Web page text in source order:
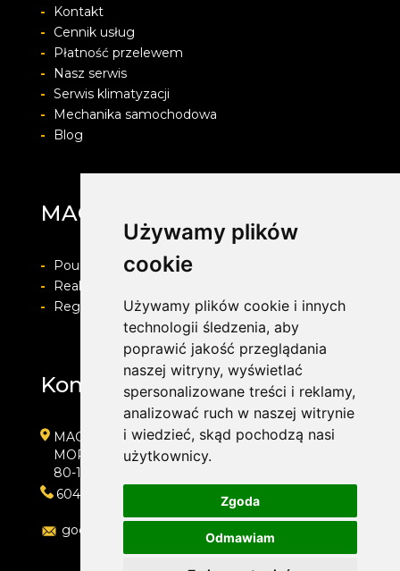
Używamy plików
cookie
Używamy plików cookie i innych
technologii śledzenia, aby
poprawić jakość przeglądania
naszej witryny, wyświetlać
spersonalizowane treści i reklamy,
analizować ruch w naszej witrynie
i wiedzieć, skąd pochodzą nasi
użytkownicy.
Zgoda
Odmawiam
-
Kontakt
-
Cennik usług
-
Płatność przelewem
-
Nasz serwis
- Serwis klimatyzacji
-
Mechanika samochodowa
-
Blog
MAG Opony
-
Pouczenie o prawie do odstapienia od umowy
-
Realizacja zamówienia i formy płatności
-
Regulamin i Polityka prywatności
Kontakt
MAG Opony
MORENOWA 6
80-172 GDAŃSK
604889000
goc.artur@gmail.com